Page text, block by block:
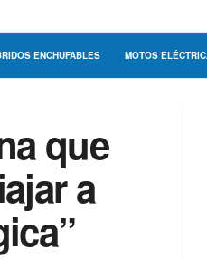
ENCHUFABLES MOTOS
que
a